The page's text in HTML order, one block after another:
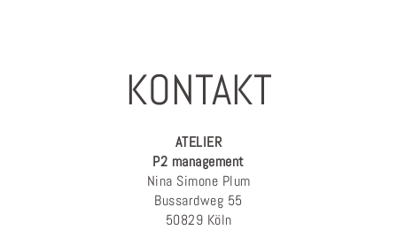
KONTAKT
ATELIER
P2 management
Nina Simone Plum
Bussardweg 55
50829 Köln